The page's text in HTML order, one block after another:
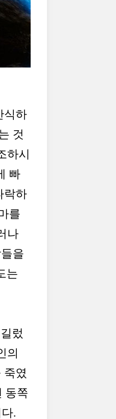
식하
것
하시
빠
락하
를
나
을
는
렀
의
죽였
동쪽
.